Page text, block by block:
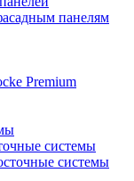
панелям
Premium
системы
системы